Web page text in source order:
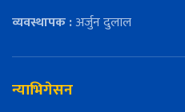
व्यवस्थापक :अर्जुन दुलाल
न्याभिगेसन